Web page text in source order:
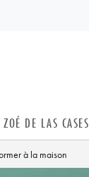
ZOÉ DE LAS CASES
à la maison